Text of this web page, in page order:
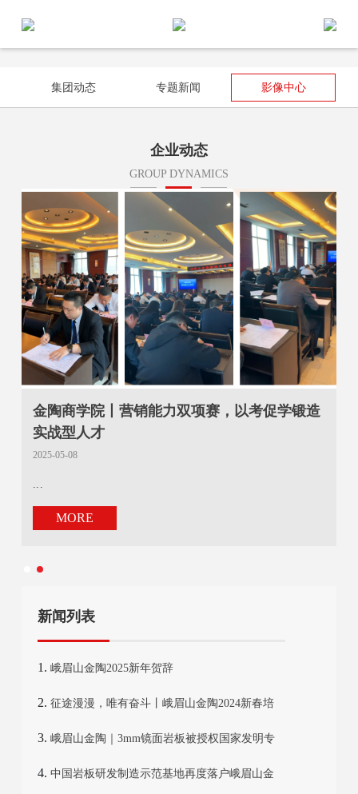
集团动态 专题新闻 影像中心
企业动态
GROUP DYNAMICS
金陶商学院丨营销能力双项赛，以考促学锻造
实战型人才
2025-05-08
...
MORE
新闻列表
峨眉山金陶2025新年贺辞
征途漫漫，唯有奋斗丨峨眉山金陶2024新春培
峨眉山金陶｜3mm镜面岩板被授权国家发明专
中国岩板研发制造示范基地再度落户峨眉山金